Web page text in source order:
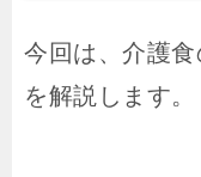
今回は、介護
を解説します。